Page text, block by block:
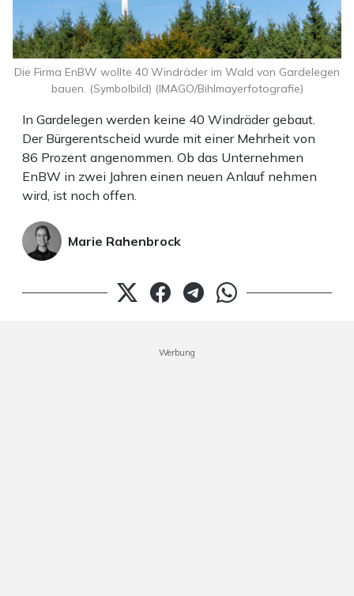
In Gardelegen werden keine 40 Windräder gebaut.
Der Bürgerentscheid wurde mit einer Mehrheit von
86 Prozent angenommen. Ob das Unternehmen
EnBW in zwei Jahren einen neuen Anlauf nehmen
wird, ist noch offen.
Marie Rahenbrock
Die Firma EnBW wollte 40 Windräder im Wald von Gardelegen
bauen. (Symbolbild) (IMAGO/Bihlmayerfotografie)
Werbung